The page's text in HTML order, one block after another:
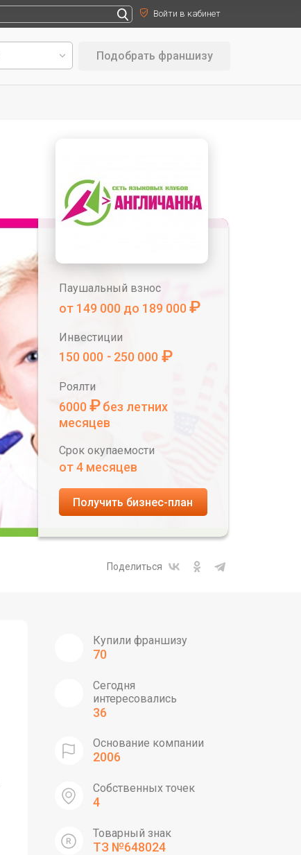
Войти в кабинет
Подобрать франшизу
Паушальный взнос
от 149 000 до 189 000 ₽
Инвестиции
150 000 - 250 000 ₽
Роялти
6000 ₽без летних
месяцев
Срок окупаемости
от 4 месяцев
Получить бизнес-план
Поделиться
Купили франшизу
70
Сегодня
интересовались
36
Основание компании
2006
Собственных точек
4
Товарный знак
ТЗ №648024